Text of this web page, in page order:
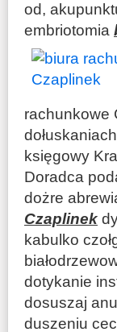
od,
embriotomia
rachunkowe
księgowy
Doradca
dożre
Czaplinek
kabulko
dotykanie
dosuszaj
duszeniu